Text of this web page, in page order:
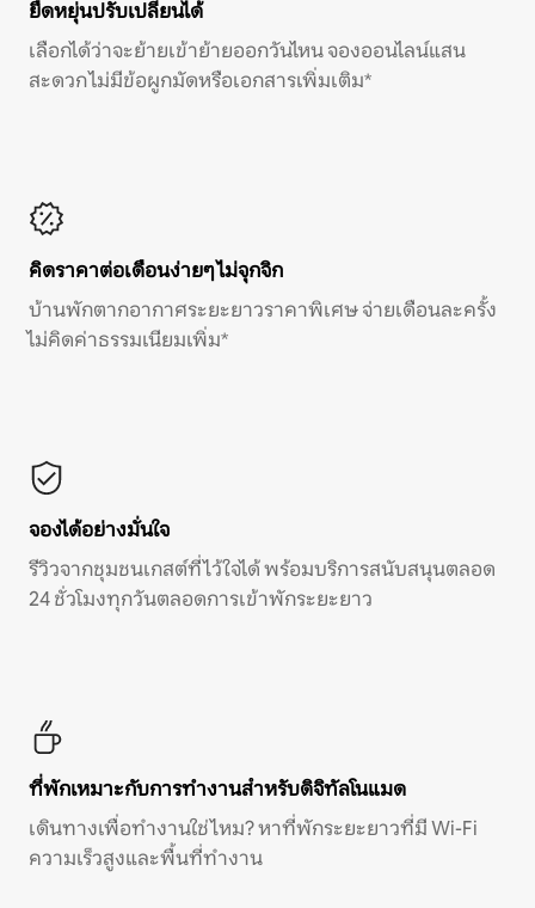
ยืดหยุ่นปรับเปลี่ยนได้
เลือกได้ว่าจะย้ายเข้าย้ายออกวันไหน จองออนไลน์แสน
สะดวก ไม่มีข้อผูกมัดหรือเอกสารเพิ่มเติม*
คิดราคาต่อเดือนง่ายๆ ไม่จุกจิก
บ้านพักตากอากาศระยะยาวราคาพิเศษ จ่ายเดือนละครั้ง
ไม่คิดค่าธรรมเนียมเพิ่ม*
จองได้อย่างมั่นใจ
รีวิวจากชุมชนเกสต์ที่ไว้ใจได้ พร้อมบริการสนับสนุนตลอด
24 ชั่วโมงทุกวันตลอดการเข้าพักระยะยาว
ที่พักเหมาะกับการทำงานสำหรับดิจิทัลโนแมด
เดินทางเพื่อทำงานใช่ไหม? หาที่พักระยะยาวที่มี Wi-Fi
ความเร็วสูงและพื้นที่ทำงาน